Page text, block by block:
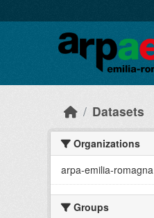
Datasets
Organizations
arpa-emilia-romagna
Groups